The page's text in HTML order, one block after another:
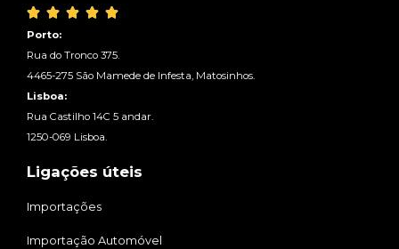
    
Porto:
Rua do Tronco 375.
4465-275 São Mamede de Infesta, Matosinhos.
Lisboa:
Rua Castilho 14C 5 andar.
1250-069 Lisboa.
Ligações úteis
Importações
Importação Automóvel